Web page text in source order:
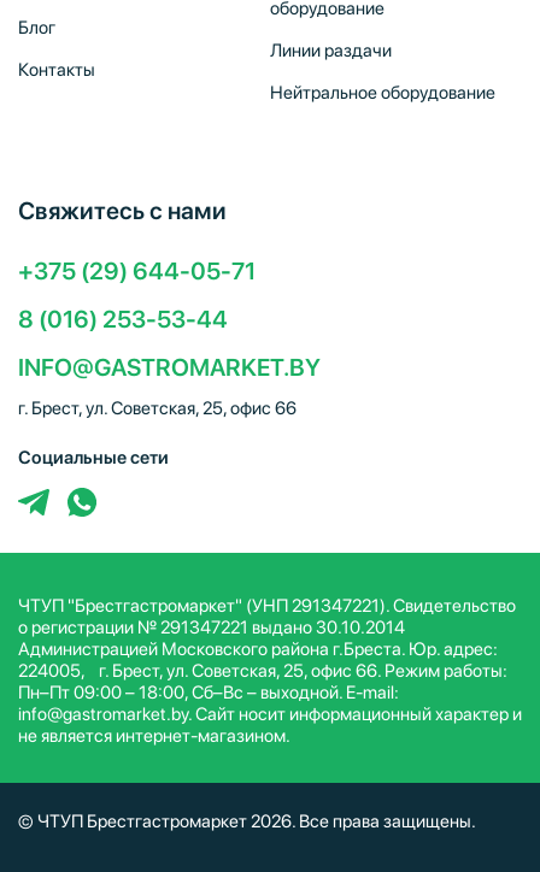
Блог
Контакты
оборудование
Линии раздачи
Нейтральное оборудование
Свяжитесь с нами
+375 (29) 644-05-71
8 (016) 253-53-44
INFO@GASTROMARKET.BY
г. Брест, ул. Советская, 25, офис 66
Социальные сети
ЧТУП "Брестгастромаркет" (УНП 291347221). Свидетельство
о регистрации № 291347221 выдано 30.10.2014
Администрацией Московского района г.Бреста. Юр. адрес:
224005, г. Брест, ул. Советская, 25, офис 66. Режим работы:
Пн–Пт 09:00 – 18:00, Сб–Вс – выходной. E-mail:
info@gastromarket.by. Сайт носит информационный характер и
не является интернет-магазином.
© ЧТУП Брестгастромаркет 2026. Все права защищены.